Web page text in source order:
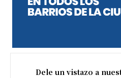
Dele un vistazo a